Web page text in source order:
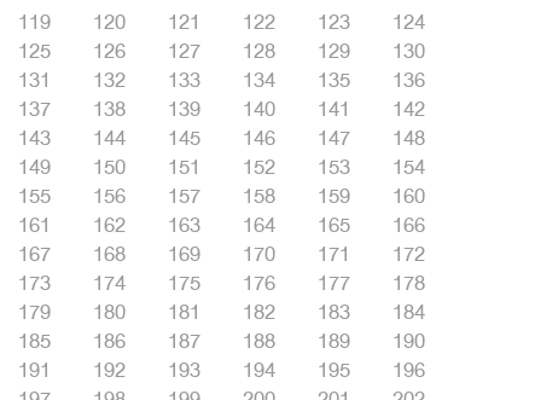
119
120 121 122 123
124
125
126 127 128 129
130
131
132 133 134 135
136
137
138 139 140 141
142
143
144 145 146 147
148
149
150 151 152 153
154
155
156 157 158 159
160
161
162 163 164 165
166
167
168 169 170 171
172
173
174 175 176 177
178
179
180 181 182 183
184
185
186 187 188 189
190
191
192 193 194 195
196